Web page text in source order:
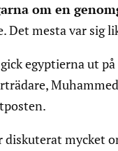
om en
Det mesta var sig
egyptierna ut
diskuterat mycket